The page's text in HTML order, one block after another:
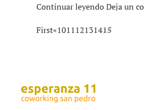
Continuar leyendoDeja un
First«101112131415